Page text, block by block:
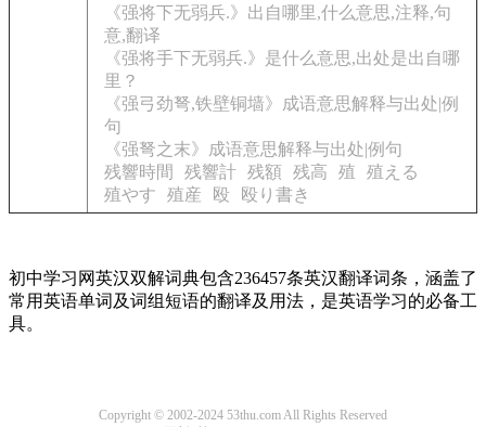
《强将下无弱兵.》出自哪里,什么意思,注释,句
意,翻译
《强将手下无弱兵.》是什么意思,出处是出自哪
里？
《强弓劲弩,铁壁铜墙》成语意思解释与出处|例
句
《强弩之末》成语意思解释与出处|例句
残響時間
残響計 残額 残高 殖
殖える
殖やす
殖産 殴 殴り書き
初中学习网英汉双解词典包含236457条英汉翻译词条，涵盖了
常用英语单词及词组短语的翻译及用法，是英语学习的必备工
具。
Copyright © 2002-2024 53thu.com All Rights Reserved